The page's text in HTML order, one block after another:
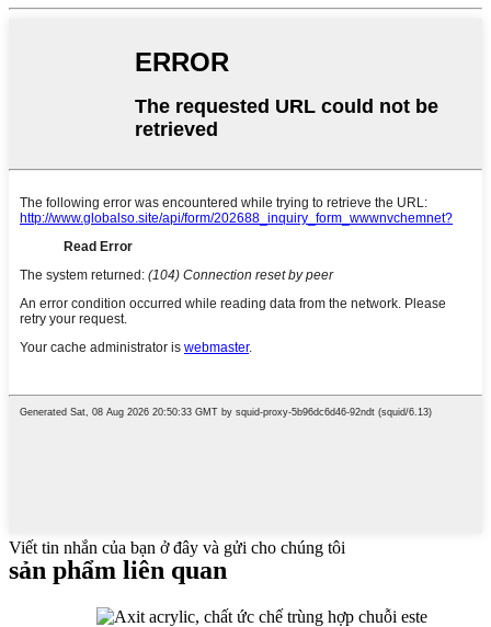
Viết tin nhắn của bạn ở đây và gửi cho chúng tôi
sản phẩm liên quan